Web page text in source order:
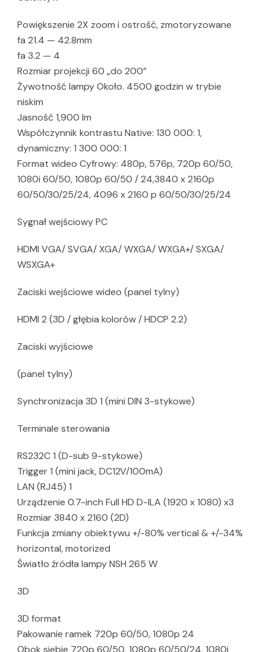
Powiększenie 2X zoom i ostrość, zmotoryzowane
fa 21.4 — 42.8mm
fa 3.2 — 4
Rozmiar projekcji 60 „do 200”
Żywotność lampy Około. 4500 godzin w trybie
niskim
Jasność 1,900 lm
Współczynnik kontrastu Native: 130 000: 1,
dynamiczny: 1 300 000: 1
Format wideo Cyfrowy: 480p, 576p, 720p 60/50,
1080i 60/50, 1080p 60/50 / 24,3840 x 2160p
60/50/30/25/24, 4096 x 2160 p 60/50/30/25/24
Sygnał wejściowy PC
HDMI VGA/ SVGA/ XGA/ WXGA/ WXGA+/ SXGA/
WSXGA+
Zaciski wejściowe wideo (panel tylny)
HDMI 2 (3D / głębia kolorów / HDCP 2.2)
Zaciski wyjściowe
(panel tylny)
Synchronizacja 3D 1 (mini DIN 3-stykowe)
Terminale sterowania
RS232C 1 (D-sub 9-stykowe)
Trigger 1 (mini jack, DC12V/100mA)
LAN (RJ45) 1
Urządzenie 0.7-inch Full HD D-ILA (1920 x 1080) x3
Rozmiar 3840 x 2160 (2D)
Funkcja zmiany obiektywu +/-80% vertical & +/-34%
horizontal, motorized
Światło źródła lampy NSH 265 W
3D
3D format
Pakowanie ramek 720p 60/50, 1080p 24
Obok siebie 720p 60/50, 1080p 60/50/24, 1080i